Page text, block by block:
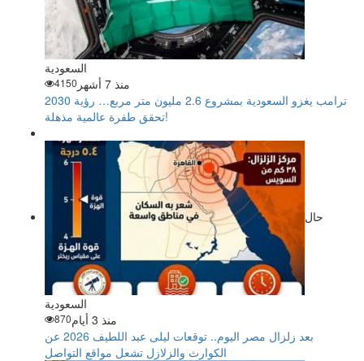
السعودية
منذ 7 أشهر
4150
ترامب يغزو السعودية بمشروع 2.6 مليون متر مربع… رؤية 2030
تحقق طفرة عالمية مذهلة!
حال
السعودية
منذ 3 أيام
870
بعد زلزال مصر اليوم.. توقعات ليلى عبد اللطيف 2026 عن
الكوارث والزلازل تشعل مواقع التواصل